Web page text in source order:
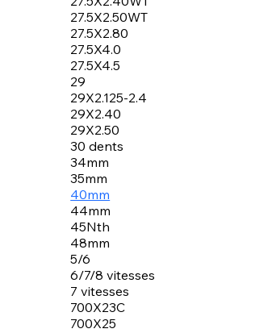
27.5X2.50WT
27.5X2.80
27.5X4.0
27.5X4.5
29
29X2.125-2.4
29X2.40
29X2.50
30 dents
34mm
35mm
40mm
44mm
45Nth
48mm
5/6
6/7/8 vitesses
7 vitesses
700X23C
700X25